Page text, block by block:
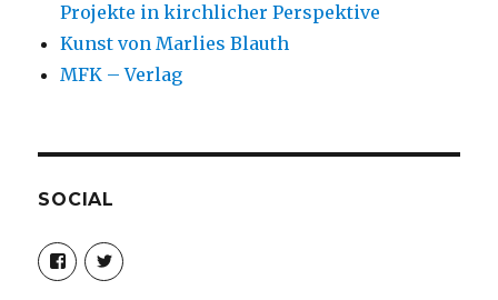
Projekte in kirchlicher Perspektive
Kunst von Marlies Blauth
MFK – Verlag
SOCIAL
Profil
von
christoph.fleischer1
Profil
von